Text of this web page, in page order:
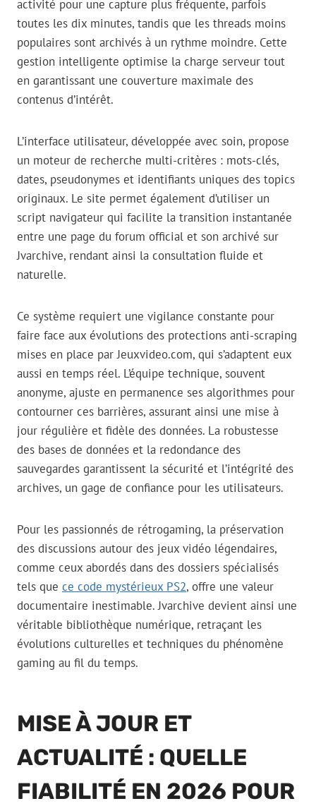
activité pour une capture plus fréquente, parfois
toutes les dix minutes, tandis que les threads moins
populaires sont archivés à un rythme moindre. Cette
gestion intelligente optimise la charge serveur tout
en garantissant une couverture maximale des
contenus d’intérêt.
L’interface utilisateur, développée avec soin, propose
un moteur de recherche multi-critères : mots-clés,
dates, pseudonymes et identifiants uniques des topics
originaux. Le site permet également d’utiliser un
script navigateur qui facilite la transition instantanée
entre une page du forum official et son archivé sur
Jvarchive, rendant ainsi la consultation fluide et
naturelle.
Ce système requiert une vigilance constante pour
faire face aux évolutions des protections anti-scraping
mises en place par Jeuxvideo.com, qui s’adaptent eux
aussi en temps réel. L’équipe technique, souvent
anonyme, ajuste en permanence ses algorithmes pour
contourner ces barrières, assurant ainsi une mise à
jour régulière et fidèle des données. La robustesse
des bases de données et la redondance des
sauvegardes garantissent la sécurité et l’intégrité des
archives, un gage de confiance pour les utilisateurs.
Pour les passionnés de rétrogaming, la préservation
des discussions autour des jeux vidéo légendaires,
comme ceux abordés dans des dossiers spécialisés
tels que ce code mystérieux PS2, offre une valeur
documentaire inestimable. Jvarchive devient ainsi une
véritable bibliothèque numérique, retraçant les
évolutions culturelles et techniques du phénomène
gaming au fil du temps.
MISE À JOUR ET
ACTUALITÉ : QUELLE
FIABILITÉ EN 2026 POUR